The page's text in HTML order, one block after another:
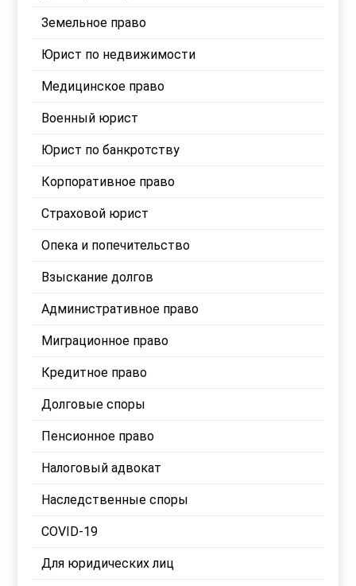
Земельное право
Юрист по недвижимости
Медицинское право
Военный юрист
Юрист по банкротству
Корпоративное право
Страховой юрист
Опека и попечительство
Взыскание долгов
Административное право
Миграционное право
Кредитное право
Долговые споры
Пенсионное право
Налоговый адвокат
Наследственные споры
COVID-19
Для юридических лиц